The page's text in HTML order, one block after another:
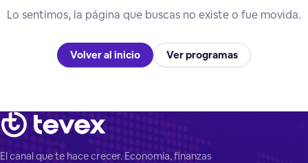
Lo sentimos, la página que buscas no existe o fue movida.
Volver al inicio Ver programas
El canal que te hace crecer. Economía, finanzas